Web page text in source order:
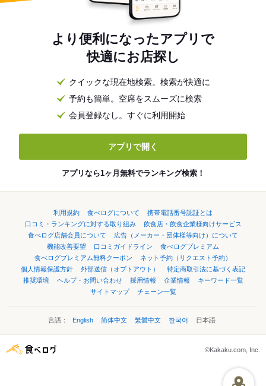
より便利になったアプリで
快適にお店探し
クイックな現在地検索。検索が快適に
予約も簡単。空席をスムーズに検索
会員登録なし。すぐに利用開始
アプリで開く
アプリなら1ヶ月無料でランキング検索！
利用規約 食べログについて
携帯電話番号認証とは
口コミ・ランキングに対する取り組み
飲食店・飲食企業様向けサービス
食べログ店舗会員について
広告（メーカー・団体様等向け）について
機能改善要望
口コミガイドライン
食べログプレミアム
食べログプレミアム無料クーポン
ネット予約（リクエスト予約）
個人情報保護方針
外部送信（オプトアウト）
特定商取引法に基づく表記
推奨環境
ヘルプ・お問い合わせ 採用情報 企業情報
キーワード一覧
サイトマップ
チェーン一覧
言語： English 简体中文 繁體中文 한국어 日本語
©Kakaku.com, Inc.